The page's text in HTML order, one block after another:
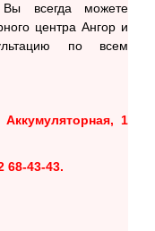
всегда можете
центра Ангор и
по всем
1
68-43-43.